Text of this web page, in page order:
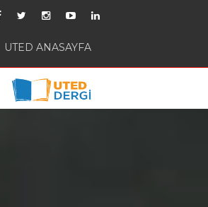
UTED ANASAYFA